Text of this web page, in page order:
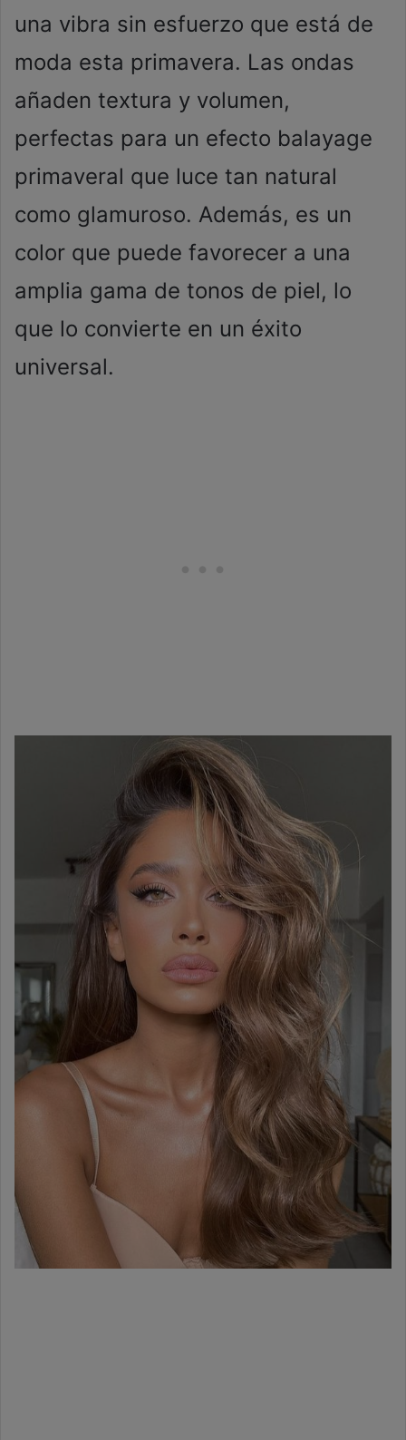
una vibra sin esfuerzo que está de
moda esta primavera. Las ondas
añaden textura y volumen,
perfectas para un efecto balayage
primaveral que luce tan natural
como glamuroso. Además, es un
color que puede favorecer a una
amplia gama de tonos de piel, lo
que lo convierte en un éxito
universal.